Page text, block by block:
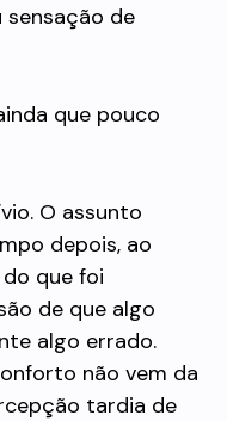
de
que pouco
O assunto
depois, ao
que foi
de que algo
algo errado.
não vem da
tardia de